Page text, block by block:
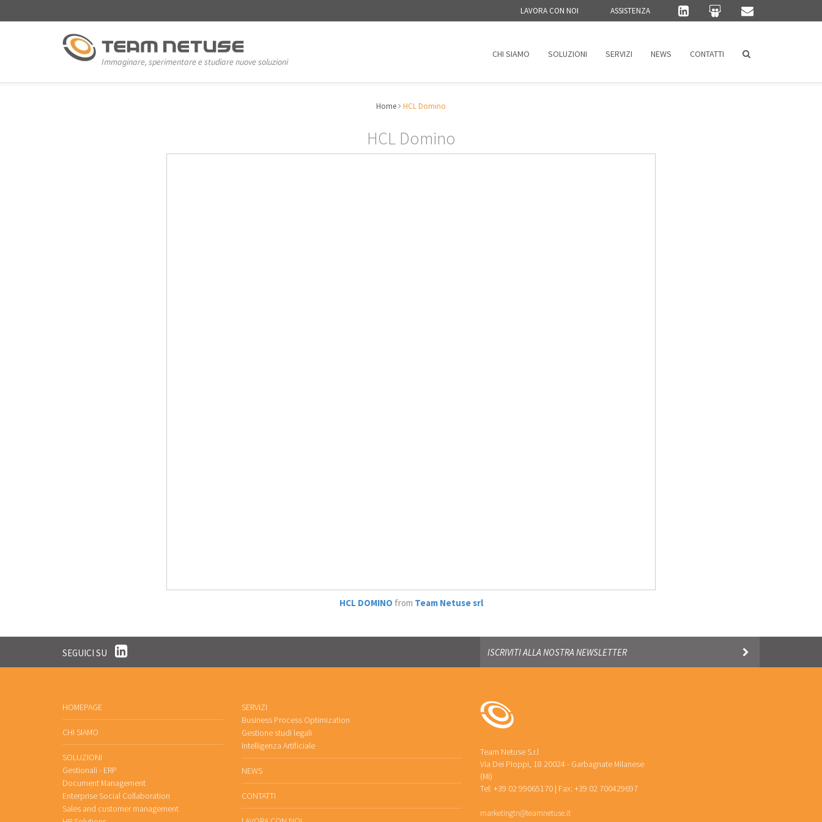
LAVORA CON NOI ASSISTENZA
CHI SIAMO SOLUZIONI SERVIZI NEWS CONTATTI
Home HCL Domino
HCL Domino
HCL DOMINO from Team Netuse srl
SEGUICI SU
HOMEPAGE
CHI SIAMO
SOLUZIONI
Gestionali - ERP
Document Management
Enterprise Social Collaboration
Sales and customer management
SERVIZI
Business Process Optimization
Gestione studi legali
Intelligenza Artificiale
NEWS
CONTATTI
Team Netuse S.r.l
Via Dei Pioppi, 18 20024 - Garbagnate Milanese
(MI)
Tel: +39 02 99065170 | Fax: +39 02 700429697
marketingtn@teamnetuse.it